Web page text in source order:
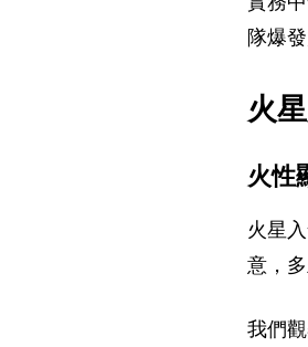
隊爆
火
火性
火星
意，
我們